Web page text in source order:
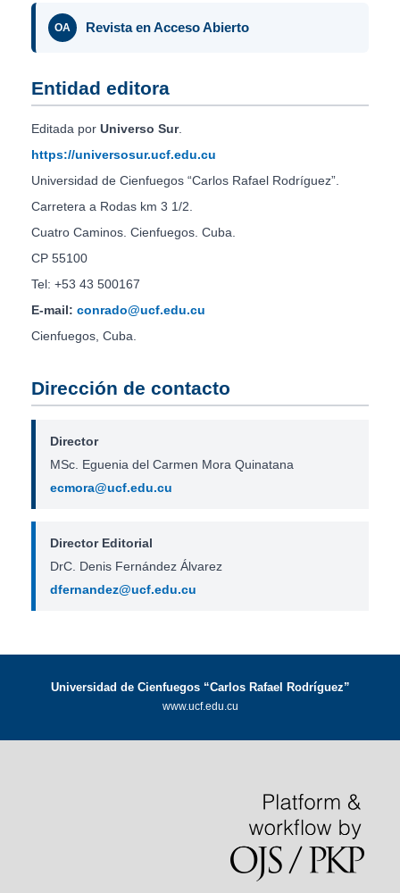
OA Revista en Acceso Abierto
Entidad editora
Editada por Universo Sur.
https://universosur.ucf.edu.cu
Universidad de Cienfuegos “Carlos Rafael Rodríguez”.
Carretera a Rodas km 3 1/2.
Cuatro Caminos. Cienfuegos. Cuba.
CP 55100
Tel: +53 43 500167
E-mail: conrado@ucf.edu.cu
Cienfuegos, Cuba.
Dirección de contacto
Director
MSc. Eguenia del Carmen Mora Quinatana
ecmora@ucf.edu.cu
Director Editorial
DrC. Denis Fernández Álvarez
dfernandez@ucf.edu.cu
Universidad de Cienfuegos “Carlos Rafael Rodríguez”
www.ucf.edu.cu